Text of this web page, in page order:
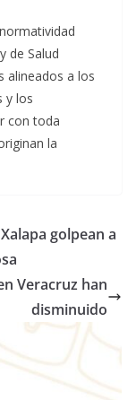
de Salud
alineados a los
y los
con toda
la
golpean a
Veracruz han
disminuido